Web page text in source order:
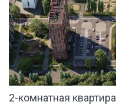
2-комнатная квартира